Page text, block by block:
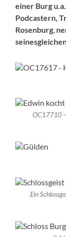
einer Burg
Podcastern,
Rosenburg
OC17710
Ein